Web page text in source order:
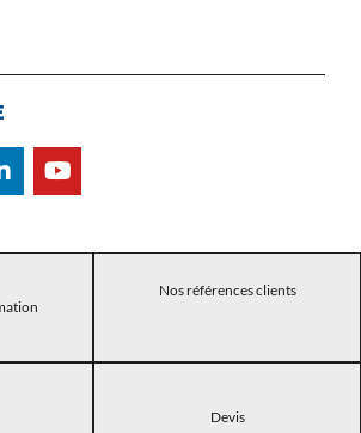
Nos références clients
Devis